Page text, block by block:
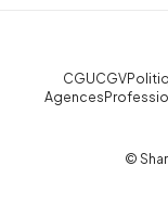
CGUCGV
Agences
©